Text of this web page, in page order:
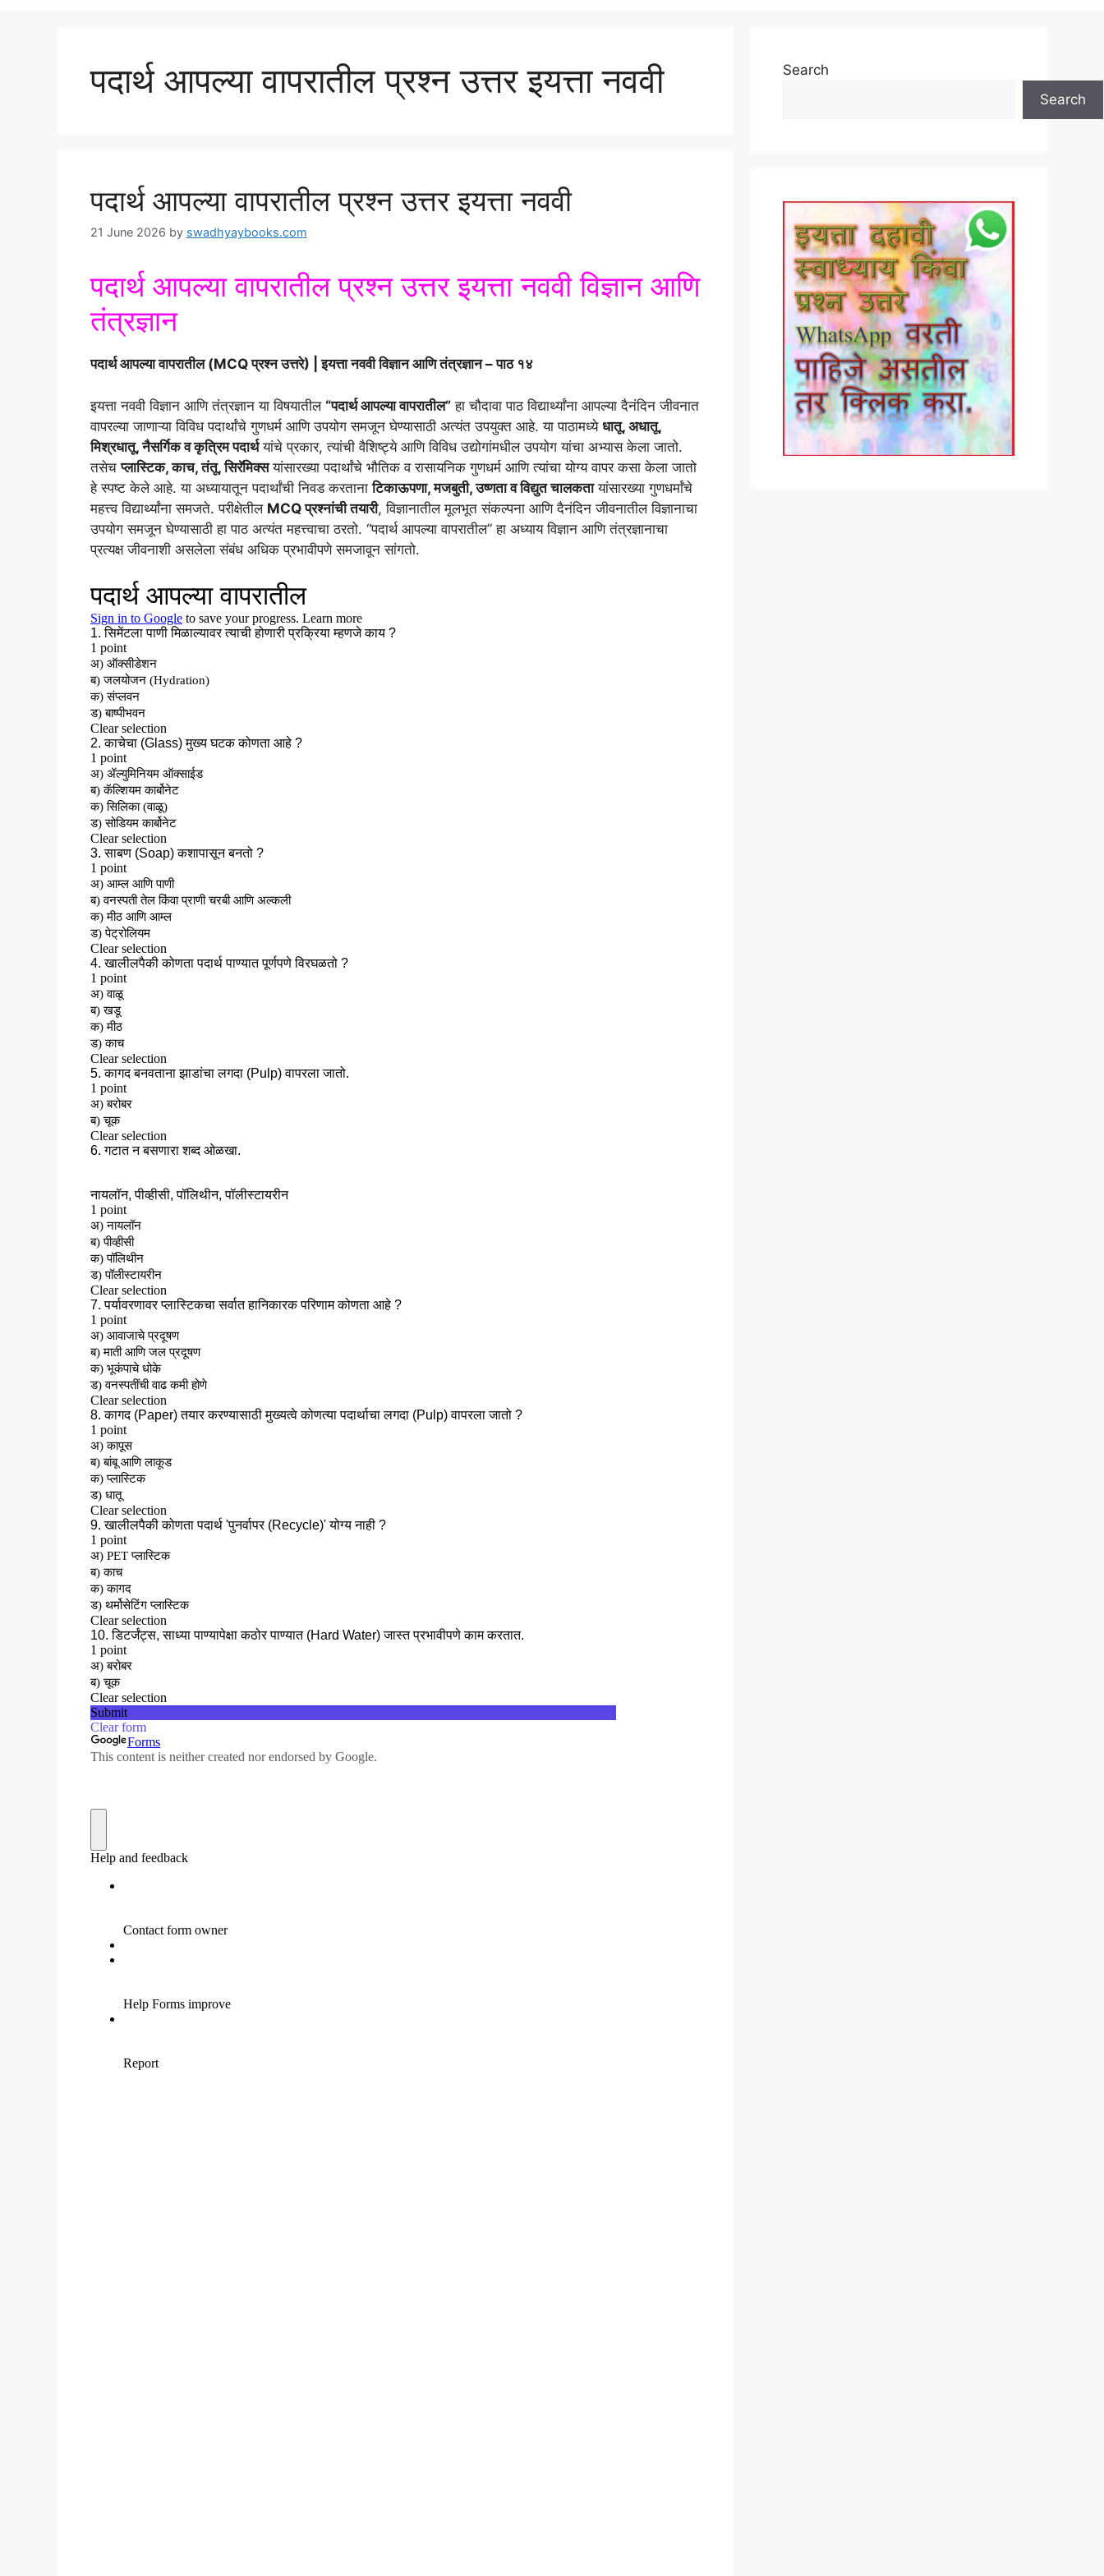
पदार्थ आपल्या वापरातील प्रश्न उत्तर इयत्ता नववी
पदार्थ आपल्या वापरातील प्रश्न उत्तर इयत्ता नववी
21 June 2026 by swadhyaybooks.com
पदार्थ आपल्या वापरातील प्रश्न उत्तर इयत्ता नववी विज्ञान आणि
तंत्रज्ञान
पदार्थ आपल्या वापरातील (MCQ प्रश्न उत्तरे) | इयत्ता नववी विज्ञान आणि तंत्रज्ञान – पाठ १४
इयत्ता नववी विज्ञान आणि तंत्रज्ञान या विषयातील “पदार्थ आपल्या वापरातील”हा चौदावा पाठ विद्यार्थ्यांना आपल्या दैनंदिन जीवनात
वापरल्या जाणाऱ्या विविध पदार्थांचे गुणधर्म आणि उपयोग समजून घेण्यासाठी अत्यंत उपयुक्त आहे. या पाठामध्ये धातू, अधातू,
मिश्रधातू, नैसर्गिक व कृत्रिम पदार्थयांचे प्रकार, त्यांची वैशिष्ट्ये आणि विविध उद्योगांमधील उपयोग यांचा अभ्यास केला जातो.
तसेचप्लास्टिक, काच, तंतू, सिरॅमिक्सयांसारख्या पदार्थांचे भौतिक व रासायनिक गुणधर्म आणि त्यांचा योग्य वापर कसा केला जातो
हे स्पष्ट केले आहे. या अध्यायातून पदार्थांची निवड करतानाटिकाऊपणा, मजबुती, उष्णता व विद्युत चालकतायांसारख्या गुणधर्मांचे
महत्त्व विद्यार्थ्यांना समजते. परीक्षेतील MCQ प्रश्नांची तयारी, विज्ञानातील मूलभूत संकल्पना आणि दैनंदिन जीवनातील विज्ञानाचा
उपयोग समजून घेण्यासाठी हा पाठ अत्यंत महत्त्वाचा ठरतो. “पदार्थ आपल्या वापरातील” हा अध्याय विज्ञान आणि तंत्रज्ञानाचा
प्रत्यक्ष जीवनाशी असलेला संबंध अधिक प्रभावीपणे समजावून सांगतो.
Search
Search